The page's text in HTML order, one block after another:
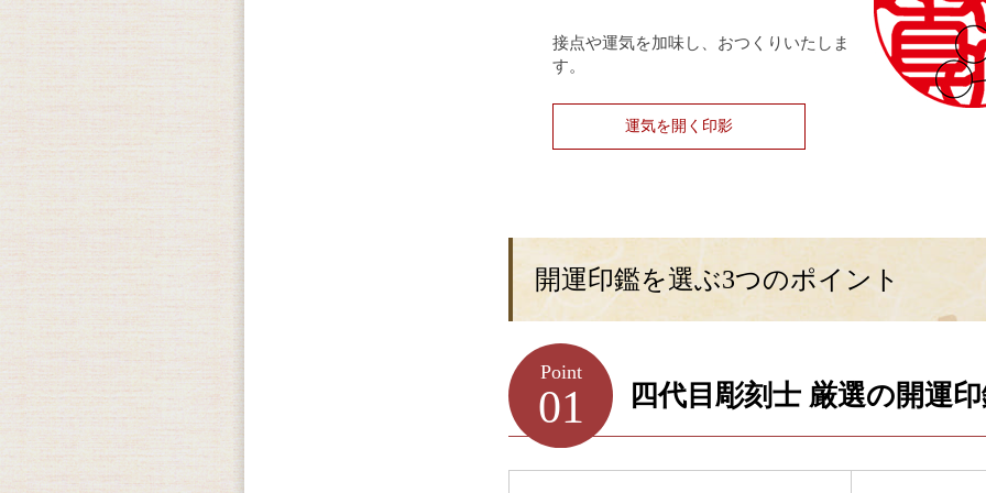
接点や運気を加味し、おつくりいたしま
す。
運気を開く印影
開運印鑑を選ぶ3つのポイント
Point
01 四代目彫刻士 厳選の開運